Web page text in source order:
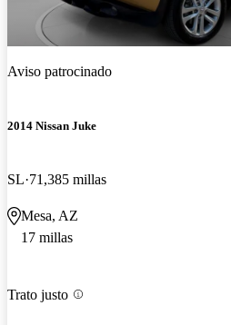
Aviso patrocinado
2014 Nissan Juke
SL 71,385 millas
Mesa, AZ
17 millas
Trato justo